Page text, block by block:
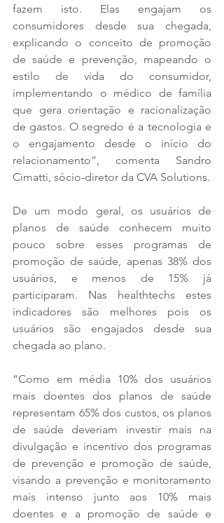
fazem isto. Elas engajam os
consumidores desde sua chegada,
explicando o conceito de promoção
de saúde e prevenção, mapeando o
estilo de vida do consumidor,
implementando o médico de família
que gera orientação e racionalização
de gastos. O segredo é a tecnologia e
o engajamento desde o início do
relacionamento”, comenta Sandro
Cimatti, sócio-diretor da CVA Solutions.
De um modo geral, os usuários de
planos de saúde conhecem muito
pouco sobre esses programas de
promoção de saúde, apenas 38% dos
usuários, e menos de 15% já
participaram. Nas healthtechs estes
indicadores são melhores pois os
usuários são engajados desde sua
chegada ao plano.
“Como em média 10% dos usuários
mais doentes dos planos de saúde
representam 65% dos custos, os planos
de saúde deveriam investir mais na
divulgação e incentivo dos programas
de prevenção e promoção de saúde,
visando a prevenção e monitoramento
mais intenso junto aos 10% mais
doentes e a promoção de saúde e